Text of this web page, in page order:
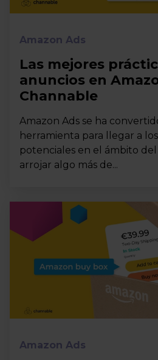
Amazon Ads
Las mejores
anuncios en
Channable
Amazon Ads se ha
herramienta para llegar a
potenciales en el ámbito
arrojar algo más de...
Amazon Ads